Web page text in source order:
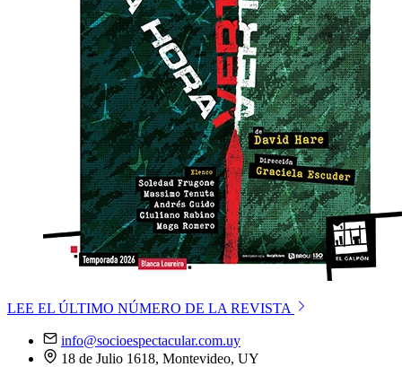
LEE EL ÚLTIMO NÚMERO DE LA REVISTA
info@socioespectacular.com.uy
18 de Julio 1618, Montevideo, UY